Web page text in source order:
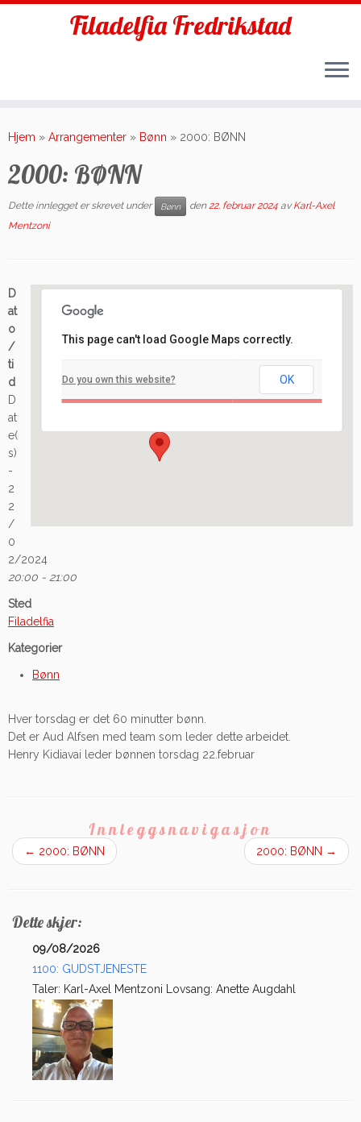
to
Filadelfia Fredrikstad
Hjem » Arrangementer » Bønn » 2000: BØNN
2000: BØNN
Dette innlegget er skrevet under Bønn den22. februar 2024 avKarl-Axel
Mentzoni
Arrangement
This page can't load Google Maps correctly.
Do you own this website? OK
D
at
o
/
ti
d
D
at
e(
s)
-
2
2
/
0
2/2024
20:00 - 21:00
Sted
Filadelfia
Kategorier
Bønn
Hver torsdag er det 60 minutter bønn.
Det er Aud Alfsen med team som leder dette arbeidet.
Henry Kidiavai leder bønnen torsdag 22.februar
Innleggsnavigasjon
← 2000: BØNN 2000: BØNN →
Dette skjer:
09/08/2026
1100: GUDSTJENESTE
Taler: Karl-Axel Mentzoni Lovsang: Anette Augdahl